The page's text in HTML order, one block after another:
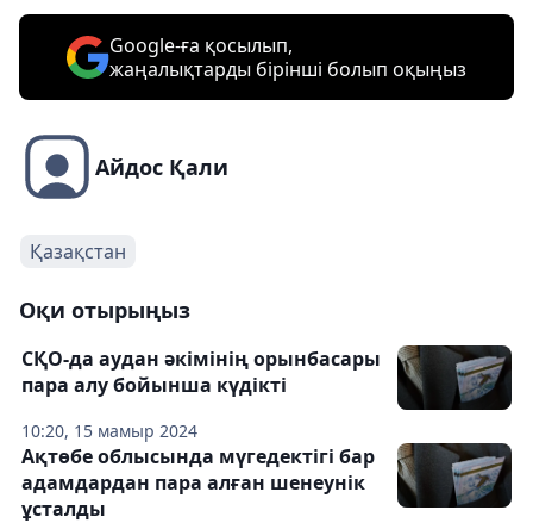
Google-ға қосылып,
жаңалықтарды бірінші болып оқыңыз
Айдос Қали
Қазақстан
Оқи отырыңыз
10:20, 15 мамыр 2024
СҚО-да аудан әкімінің орынбасары
пара алу бойынша күдікті
Ақтөбе облысында мүгедектігі бар
адамдардан пара алған шенеунік
ұсталды